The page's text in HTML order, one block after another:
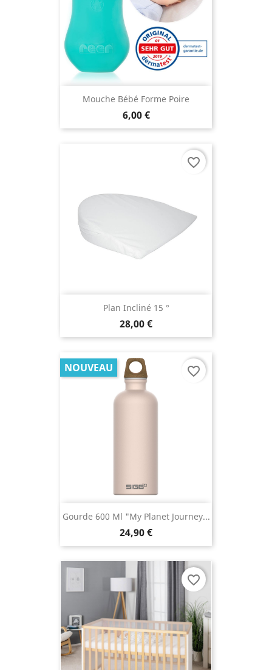
Mouche Bébé Forme Poire
6,00 €
Plan Incliné 15 °
28,00 €
favorite_border
Gourde 600 Ml "My Planet Journey...
24,90 €
NOUVEAU favorite_border
favorite_border